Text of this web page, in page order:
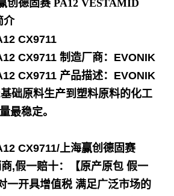
创德固赛 PA12 VESTAMID
介
CX9711
CX9711 制造厂商：EVONIK
CX9711 产品描述：EVONIK
础原料生产到塑料原料的化工
最稳定。
CX9711/上海赢创德固赛
,假一赔十：【原产原包 假一
一开具增值税 满足广泛市场的